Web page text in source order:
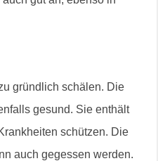
gründlich schälen. Die
gesund. Sie enthält
schützen. Die
auch gegessen werden.